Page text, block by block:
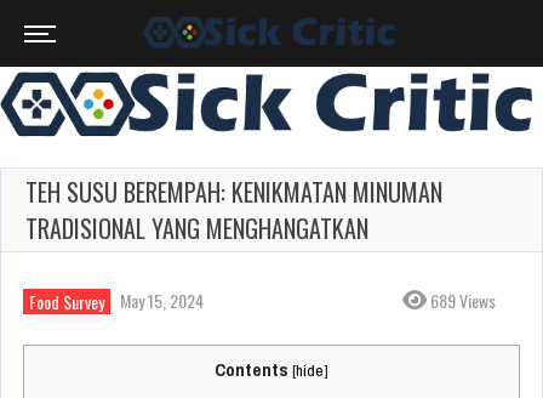
TEH SUSU BEREMPAH: KENIKMATAN MINUMAN
TRADISIONAL YANG MENGHANGATKAN
Food Survey May 15, 2024 689 Views
Contents [hide]